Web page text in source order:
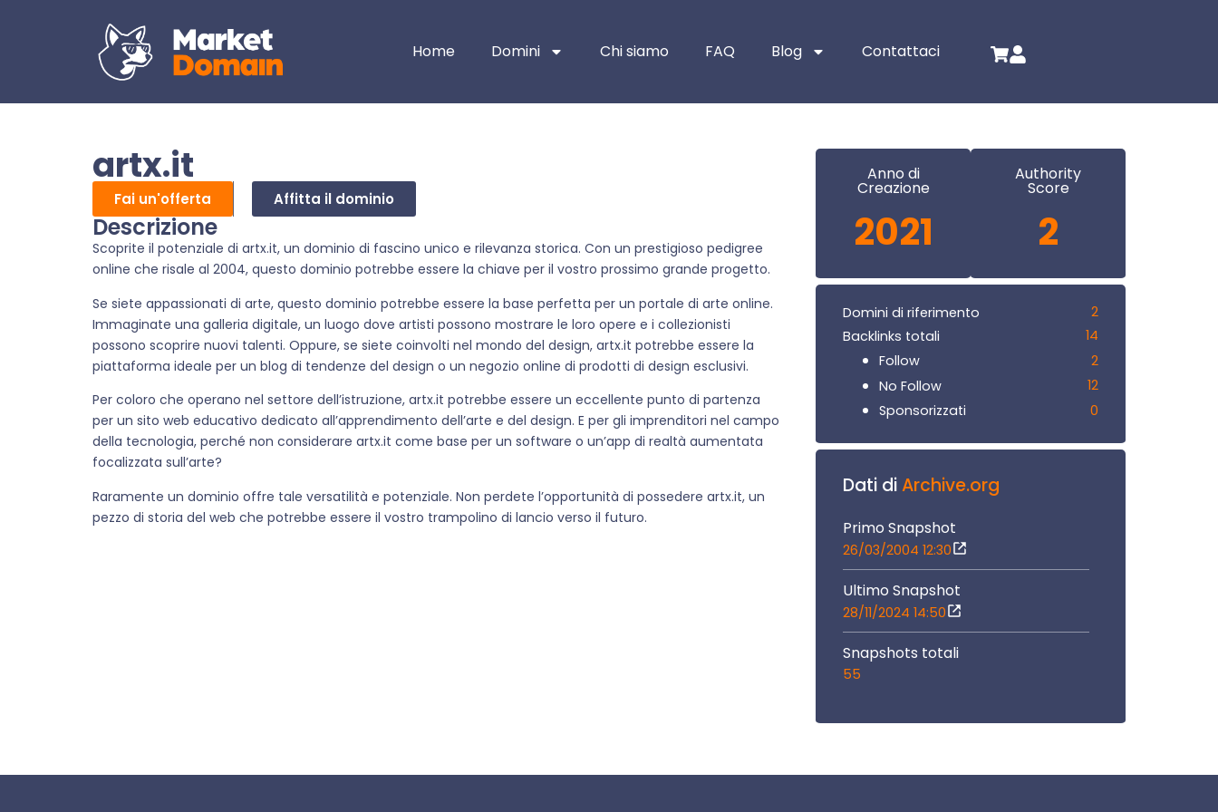
Home Domini Chi siamo FAQ Blog Contattaci
artx.it
Fai un'offerta Affitta il dominio
Descrizione
Scoprite il potenziale di artx.it, un dominio di fascino unico e rilevanza storica. Con un prestigioso pedigree
online che risale al 2004, questo dominio potrebbe essere la chiave per il vostro prossimo grande progetto.
Se siete appassionati di arte, questo dominio potrebbe essere la base perfetta per un portale di arte online.
Immaginate una galleria digitale, un luogo dove artisti possono mostrare le loro opere e i collezionisti
possono scoprire nuovi talenti. Oppure, se siete coinvolti nel mondo del design, artx.it potrebbe essere la
piattaforma ideale per un blog di tendenze del design o un negozio online di prodotti di design esclusivi.
Per coloro che operano nel settore dell’istruzione, artx.it potrebbe essere un eccellente punto di partenza
per un sito web educativo dedicato all’apprendimento dell’arte e del design. E per gli imprenditori nel campo
della tecnologia, perché non considerare artx.it come base per un software o un’app di realtà aumentata
focalizzata sull’arte?
Raramente un dominio offre tale versatilità e potenziale. Non perdete l’opportunità di possedere artx.it, un
pezzo di storia del web che potrebbe essere il vostro trampolino di lancio verso il futuro.
Anno di
Creazione
2021
Authority
Score
2
Domini di riferimento
2
Backlinks totali
14
Follow
2
No Follow
12
Sponsorizzati
0
Dati diArchive.org
Primo Snapshot
26/03/2004 12:30
Ultimo Snapshot
28/11/2024 14:50
Snapshots totali
55